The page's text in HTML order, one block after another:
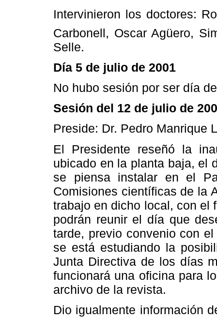
Intervinieron los doctores:
Carbonell, Oscar Agüero,
Selle.
Día 5 de julio de 2001
No hubo sesión por ser día
Sesión del 12 de julio de
Preside: Dr. Pedro Manrique
El Presidente reseñó la
ubicado en la planta baja, el
se piensa instalar en el
Comisiones científicas de la
trabajo en dicho local, con el
podrán reunir el día que
tarde, previo convenio con
se está estudiando la
Junta Directiva de los días
funcionará una oficina para
archivo de la revista.
Dio igualmente información